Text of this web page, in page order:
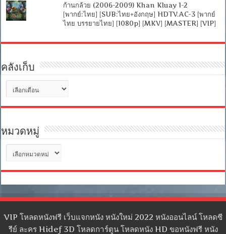
ก้านกล้วย (2006-2009) Khan Kluay 1-2
[พากย์:ไทย] [SUB:ไทย+อังกฤษ] HDTV.AC-3 [พากย์
ไทย บรรยายไทย] [1080p] [MKV] [MASTER] [VIP]
คลังเก็บ
เก็บ
หมวดหมู่
หมู่
VIP โหลดหนังฟรี เว็บแจกหนัง หนังใหม่ 2022 หนังออนไลน์ โหลดซี
รีย์ ละคร Hidef 3D โหลดการ์ตูน โหลดหนัง HD ขอหนังฟรี หนัง